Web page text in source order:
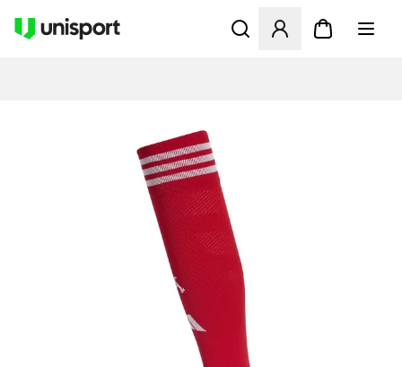
Åbner en Modal til at